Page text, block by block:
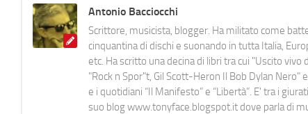
Antonio Bacciocchi
Scrittore, musicista, blogger. Ha militato come
cinquantina di dischi e suonando in tutta Italia,
etc. Ha scritto una decina di libri tra cui "Uscito vivo
"Rock n Spor"t, Gil Scott-Heron Il Bob Dylan Nero"
e i quotidiani “Il Manifesto” e “Libertà”. E' tra i
suo blog www.tonyface.blogspot.it dove parla di